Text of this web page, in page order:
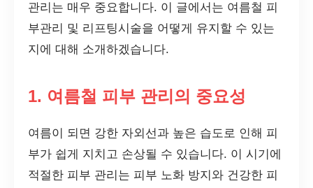
관리는 매우 중요합니다. 이 글에서는 여름철 피
부관리 및 리프팅시술을 어떻게 유지할 수 있는
지에 대해 소개하겠습니다.
1. 여름철 피부 관리의 중요성
여름이 되면 강한 자외선과 높은 습도로 인해 피
부가 쉽게 지치고 손상될 수 있습니다. 이 시기에
적절한 피부 관리는 피부 노화 방지와 건강한 피